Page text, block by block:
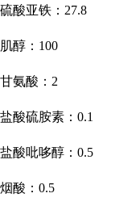
硫酸亚铁： 27.8
肌醇： 100
甘氨酸： 2
盐酸硫胺素： 0.1
盐酸吡哆醇： 0.5
烟酸： 0.5